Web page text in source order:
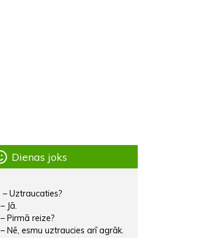
Dienas joks
– Uztraucaties?
– Jā.
– Pirmā reize?
– Nē, esmu uztraucies arī agrāk.